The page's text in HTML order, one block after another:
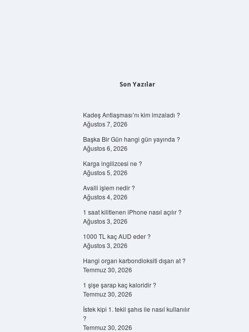
Son Yazılar
Kadeş Antlaşması’nı kim imzaladı ?
Ağustos 7, 2026
Başka Bir Gün hangi gün yayında ?
Ağustos 6, 2026
Karga ingilizcesi ne ?
Ağustos 5, 2026
Avalli işlem nedir ?
Ağustos 4, 2026
1 saat kilitlenen iPhone nasıl açılır ?
Ağustos 3, 2026
1000 TL kaç AUD eder ?
Ağustos 3, 2026
Hangi organ karbondioksiti dışarı at ?
Temmuz 30, 2026
1 şişe şarap kaç kaloridir ?
Temmuz 30, 2026
İstek kipi 1. tekil şahıs ile nasıl kullanılır
?
Temmuz 30, 2026